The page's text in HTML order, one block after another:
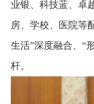
业银、科技蓝、卓
房、学校、医院等
生活”深度融合、“
杆。